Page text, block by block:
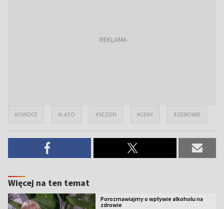
#OWOCE #LATO #SEZON #CENY #ZDROWIE
Więcej na ten temat
Porozmawiajmy o wpływie alkoholu na
zdrowie